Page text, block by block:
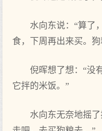
水向东说：“算了
食，下周再出来买。
倪晖想了想：“没
它拌的米饭。”
水向东无奈地摇了